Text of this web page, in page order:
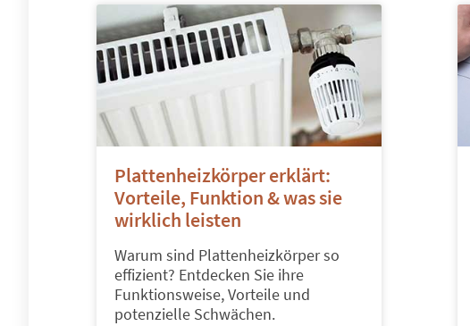
Plattenheizkörper erklärt:
Vorteile, Funktion & was sie
wirklich leisten
Warum sind Plattenheizkörper so
effizient? Entdecken Sie ihre
Funktionsweise, Vorteile und
potenzielle Schwächen.